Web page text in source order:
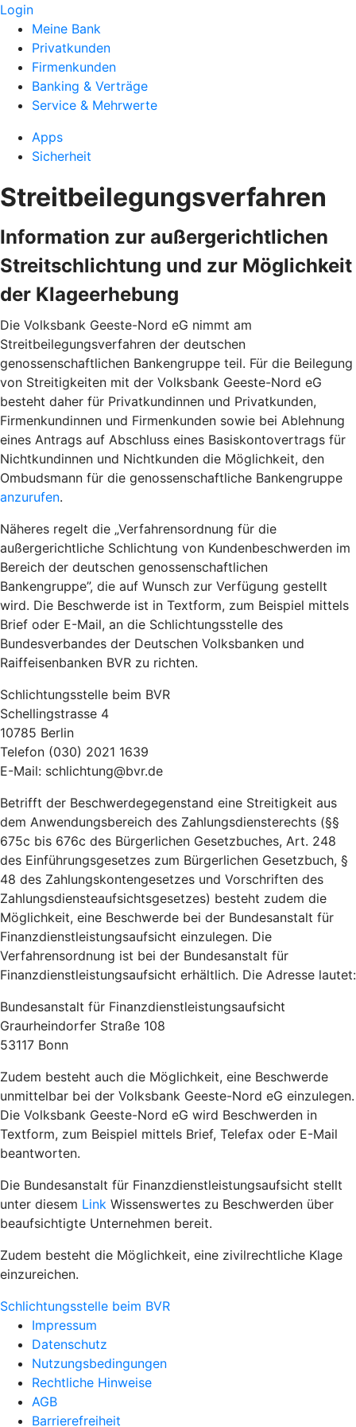
Login
Meine Bank
Privatkunden
Firmenkunden
Banking & Verträge
Service & Mehrwerte
Apps
Sicherheit
Streitbeilegungsverfahren
Information zur außergerichtlichen
Streitschlichtung und zur Möglichkeit
der Klageerhebung
Die Volksbank Geeste-Nord eG nimmt am
Streitbeilegungsverfahren der deutschen
genossenschaftlichen Bankengruppe teil. Für die Beilegung
von Streitigkeiten mit der Volksbank Geeste-Nord eG
besteht daher für Privatkundinnen und Privatkunden,
Firmenkundinnen und Firmenkunden sowie bei Ablehnung
eines Antrags auf Abschluss eines Basiskontovertrags für
Nichtkundinnen und Nichtkunden die Möglichkeit, den
Ombudsmann für die genossenschaftliche Bankengruppe
anzurufen.
Näheres regelt die „Verfahrensordnung für die
außergerichtliche Schlichtung von Kundenbeschwerden im
Bereich der deutschen genossenschaftlichen
Bankengruppe”, die auf Wunsch zur Verfügung gestellt
wird. Die Beschwerde ist in Textform, zum Beispiel mittels
Brief oder E-Mail, an die Schlichtungsstelle des
Bundesverbandes der Deutschen Volksbanken und
Raiffeisenbanken BVR zu richten.
Schlichtungsstelle beim BVR
Schellingstrasse 4
10785 Berlin
Telefon (030) 2021 1639
E-Mail: schlichtung@bvr.de
Betrifft der Beschwerdegegenstand eine Streitigkeit aus
dem Anwendungsbereich des Zahlungsdiensterechts (§§
675c bis 676c des Bürgerlichen Gesetzbuches, Art. 248
des Einführungsgesetzes zum Bürgerlichen Gesetzbuch, §
48 des Zahlungskontengesetzes und Vorschriften des
Zahlungsdiensteaufsichtsgesetzes) besteht zudem die
Möglichkeit, eine Beschwerde bei der Bundesanstalt für
Finanzdienstleistungsaufsicht einzulegen. Die
Verfahrensordnung ist bei der Bundesanstalt für
Finanzdienstleistungsaufsicht erhältlich. Die Adresse lautet:
Bundesanstalt für Finanzdienstleistungsaufsicht
Graurheindorfer Straße 108
53117 Bonn
Zudem besteht auch die Möglichkeit, eine Beschwerde
unmittelbar bei der Volksbank Geeste-Nord eG einzulegen.
Die Volksbank Geeste-Nord eG wird Beschwerden in
Textform, zum Beispiel mittels Brief, Telefax oder E-Mail
beantworten.
Die Bundesanstalt für Finanzdienstleistungsaufsicht stellt
unter diesem Link Wissenswertes zu Beschwerden über
beaufsichtigte Unternehmen bereit.
Zudem besteht die Möglichkeit, eine zivilrechtliche Klage
einzureichen.
Schlichtungsstelle beim BVR
Impressum
Datenschutz
Nutzungsbedingungen
Rechtliche Hinweise
AGB
Barrierefreiheit